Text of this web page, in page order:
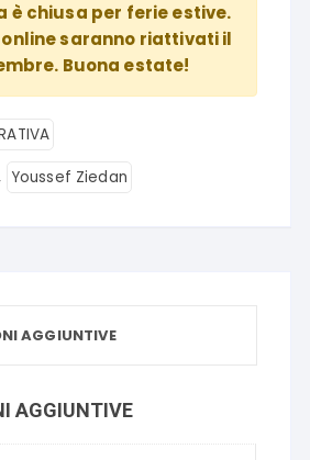
è chiusa per ferie estive.
saranno riattivati il
Buona estate!
Youssef Ziedan
AGGIUNTIVE
AGGIUNTIVE